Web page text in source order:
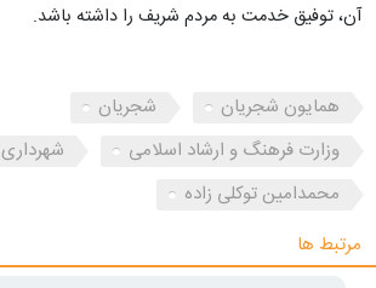
آن، توفیق خدمت به مردم شریف را داشته باشد.
همایون شجریان
شجریان
وزارت فرهنگ و ارشاد اسلامی
شهرداری
محمدامین توکلی زاده
مرتبط ها